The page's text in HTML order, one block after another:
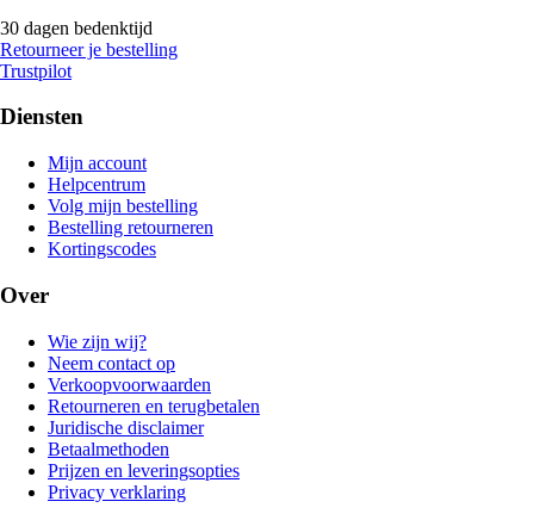
30 dagen bedenktijd
Retourneer je bestelling
Trustpilot
Diensten
Mijn account
Helpcentrum
Volg mijn bestelling
Bestelling retourneren
Kortingscodes
Over
Wie zijn wij?
Neem contact op
Verkoopvoorwaarden
Retourneren en terugbetalen
Juridische disclaimer
Betaalmethoden
Prijzen en leveringsopties
Privacy verklaring